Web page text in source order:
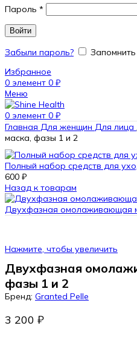
Пароль *
Войти
Забыли пароль?
Избранное
0 элемент 0 ₽
Меню
0 элемент 0 ₽
Главная Для женщин Для лица
маска, фазы 1 и 2
Полный набор средств для
600 ₽
Назад к товарам
Двухфазная омолаживающая
Нажмите, чтобы увеличить
Двухфазная
фазы 1 и 2
Бренд: Granted Pelle
3 200 ₽